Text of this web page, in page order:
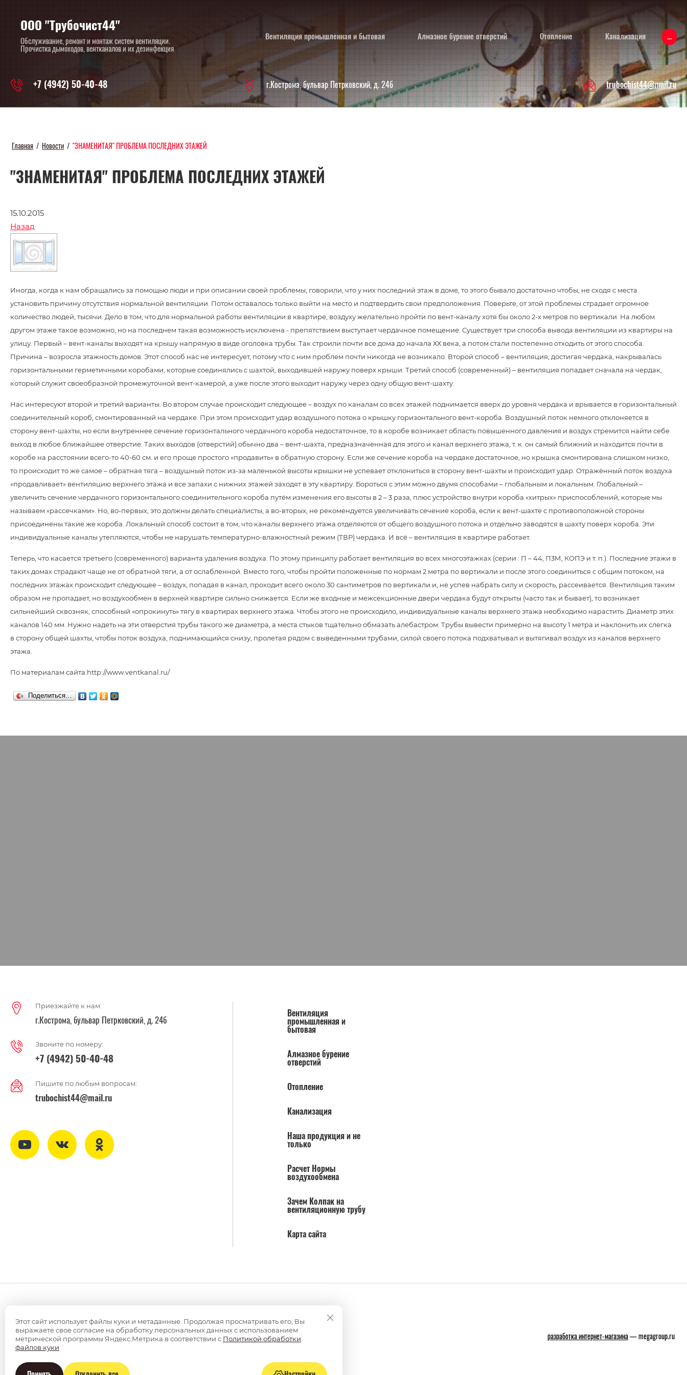
ООО "Трубочист44"
Обслуживание, ремонт и монтаж систем вентиляции.
Прочистка дымоходов, вентканалов и их дезинфекция
Вентиляция промышленная и бытовая Алмазное бурение отверстий Отопление Канализация ...
+7 (4942) 50-40-48 г.Кострома, бульвар Петрковский, д. 24б trubochist44@mail.ru
Главная / Новости / "ЗНАМЕНИТАЯ" ПРОБЛЕМА ПОСЛЕДНИХ ЭТАЖЕЙ
"ЗНАМЕНИТАЯ" ПРОБЛЕМА ПОСЛЕДНИХ ЭТАЖЕЙ
15.10.2015
Назад
Иногда, когда к нам обращались за помощью люди и при описании своей проблемы, говорили, что у них последний этаж в доме, то этого бывало достаточно чтобы, не сходя с места
установить причину отсутствия нормальной вентиляции. Потом оставалось только выйти на место и подтвердить свои предположения. Поверьте, от этой проблемы страдает огромное
количество людей, тысячи. Дело в том, что для нормальной работы вентиляции в квартире, воздуху желательно пройти по вент-каналу хотя бы около 2-х метров по вертикали. На любом
другом этаже такое возможно, но на последнем такая возможность исключена - препятствием выступает чердачное помещение. Существует три способа вывода вентиляции из квартиры на
улицу. Первый – вент-каналы выходят на крышу напрямую в виде оголовка трубы. Так строили почти все дома до начала ХХ века, а потом стали постепенно отходить от этого способа.
Причина – возросла этажность домов. Этот способ нас не интересует, потому что с ним проблем почти никогда не возникало. Второй способ – вентиляция, достигая чердака, накрывалась
горизонтальными герметичными коробами, которые соединялись с шахтой, выходившей наружу поверх крыши. Третий способ (современный) – вентиляция попадает сначала на чердак,
который служит своеобразной промежуточной вент-камерой, а уже после этого выходит наружу через одну общую вент-шахту.
Нас интересуют второй и третий варианты. Во втором случае происходит следующее – воздух по каналам со всех этажей поднимается вверх до уровня чердака и врывается в горизонтальный
соединительный короб, смонтированный на чердаке. При этом происходит удар воздушного потока о крышку горизонтального вент-короба. Воздушный поток немного отклоняется в
сторону вент-шахты, но если внутреннее сечение горизонтального чердачного короба недостаточное, то в коробе возникает область повышенного давления и воздух стремится найти себе
выход в любое ближайшее отверстие. Таких выходов (отверстий) обычно два – вент-шахта, предназначенная для этого и канал верхнего этажа, т. к. он самый ближний и находится почти в
коробе на расстоянии всего-то 40-60 см. и его проще простого «продавить» в обратную сторону. Если же сечение короба на чердаке достаточное, но крышка смонтирована слишком низко,
то происходит то же самое – обратная тяга – воздушный поток из-за маленькой высоты крышки не успевает отклониться в сторону вент-шахты и происходит удар. Отражённый поток воздуха
«продавливает» вентиляцию верхнего этажа и все запахи с нижних этажей заходят в эту квартиру. Бороться с этим можно двумя способами – глобальным и локальным. Глобальный –
увеличить сечение чердачного горизонтального соединительного короба путём изменения его высоты в 2 – 3 раза, плюс устройство внутри короба «хитрых» приспособлений, которые мы
называем «рассечками». Но, во-первых, это должны делать специалисты, а во-вторых, не рекомендуется увеличивать сечение короба, если к вент-шахте с противоположной стороны
присоединены такие же короба. Локальный способ состоит в том, что каналы верхнего этажа отделяются от общего воздушного потока и отдельно заводятся в шахту поверх короба. Эти
индивидуальные каналы утепляются, чтобы не нарушать температурно-влажностный режим (ТВР) чердака. И всё – вентиляция в квартире работает.
Теперь, что касается третьего (современного) варианта удаления воздуха. По этому принципу работает вентиляция во всех многоэтажках (серии : П – 44, П3М, КОПЭ и т. п.). Последние этажи в
таких домах страдают чаще не от обратной тяги, а от ослабленной. Вместо того, чтобы пройти положенные по нормам 2 метра по вертикали и после этого соединиться с общим потоком, на
последних этажах происходит следующее – воздух, попадая в канал, проходит всего около 30 сантиметров по вертикали и, не успев набрать силу и скорость, рассеивается. Вентиляция таким
образом не пропадает, но воздухообмен в верхней квартире сильно снижается. Если же входные и межсекционные двери чердака будут открыты (часто так и бывает), то возникает
сильнейший сквозняк, способный «опрокинуть» тягу в квартирах верхнего этажа. Чтобы этого не происходило, индивидуальные каналы верхнего этажа необходимо нарастить. Диаметр этих
каналов 140 мм. Нужно надеть на эти отверстия трубы такого же диаметра, а места стыков тщательно обмазать алебастром. Трубы вывести примерно на высоту 1 метра и наклонить их слегка
в сторону общей шахты, чтобы поток воздуха, поднимающийся снизу, пролетая рядом с выведенными трубами, силой своего потока подхватывал и вытягивал воздух из каналов верхнего
этажа.
По материалам сайта:http://www.ventkanal.ru/
Поделиться…
Приезжайте к нам:
г.Кострома, бульвар Петрковский, д. 24б
Звоните по номеру:
+7 (4942) 50-40-48
Пишите по любым вопросам:
trubochist44@mail.ru
Вентиляция
промышленная и
бытовая
Алмазное бурение
отверстий
Отопление
Канализация
Наша продукция и не
только
Расчет Нормы
воздухообмена
Зачем Колпак на
вентиляционную трубу
Карта сайта
Copyright © 2014 - 2026 ООО Трубочист44
Политика конфиденциальности
разработка интернет-магазина — megagroup.ru
Этот сайт использует файлы куки и метаданные. Продолжая просматривать его, Вы
выражаете свое согласие на обработку персональных данных с использованием
метрической программы Яндекс.Метрика в соответствии с Политикой обработки
файлов куки